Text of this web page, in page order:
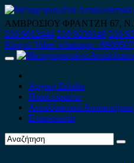
Skip
to
content
ΑΜΒΡΟΣΙΟΥ ΦΡΑΝΤΖΗ 67,
210 9012444 210 9239148 210
Κινητό-Viber-whatsapp :
Primary
Αρχική Σελίδα
Ποιοί είμαστε
Ανταλλακτικά Αυτοκινήτων
Επικοινωνία